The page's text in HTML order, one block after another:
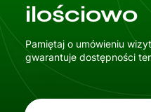
ilościowo
Pamiętaj o umówieniu
gwarantuje dostępności